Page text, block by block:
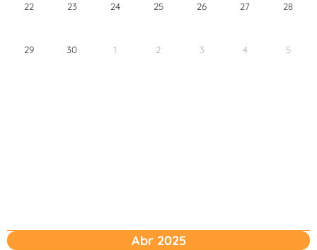
22 23 24 25 26 27 28
29 30 1 2 3 4 5
Abr 2025